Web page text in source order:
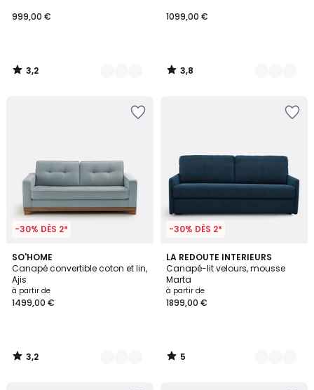
999,00 €
3,2
/
1099,00 €
3,8
/
-30% DÈS 2*
SO'HOME
Canapé convertible coton et lin,
Ajis
à partir de
1499,00 €
3,2
/ 5
3
Couleurs
3,2
/
-30% DÈS 2*
LA REDOUTE INTERIEURS
Canapé-lit velours, mousse
Marta
à partir de
1899,00 €
5
/
5
7
Couleurs
5
/